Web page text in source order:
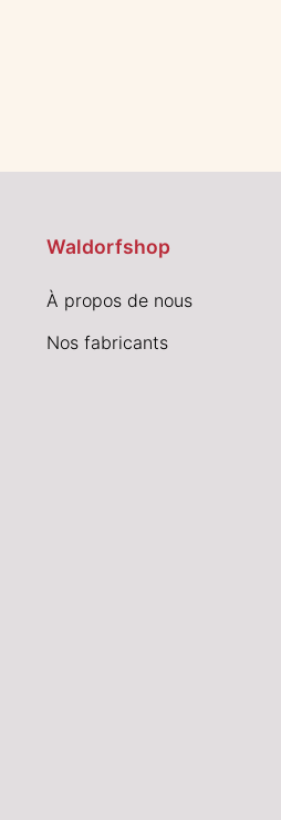
Waldorfshop
À propos de nous
Nos fabricants